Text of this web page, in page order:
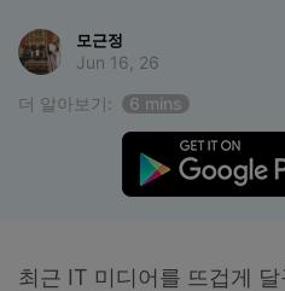
고객 지원
모근정
Jun 16, 26
더 알아보기:
6 mins
최근 IT 미디어를 뜨겁게